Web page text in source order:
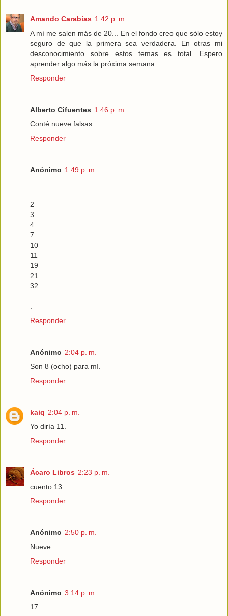
Amando Carabias 1:42 p. m.
A mí me salen más de 20... En el fondo creo que sólo estoy
seguro de que la primera sea verdadera. En otras mi
desconocimiento sobre estos temas es total. Espero
aprender algo más la próxima semana.
Responder
Alberto Cifuentes 1:46 p. m.
Conté nueve falsas.
Responder
Anónimo 1:49 p. m.
2
3
4
7
10
11
19
21
32
Responder
Anónimo 2:04 p. m.
Son 8 (ocho) para mí.
Responder
kaiq 2:04 p. m.
Yo diría 11.
Responder
Ácaro Libros 2:23 p. m.
cuento 13
Responder
Anónimo 2:50 p. m.
Nueve.
Responder
Anónimo 3:14 p. m.
17